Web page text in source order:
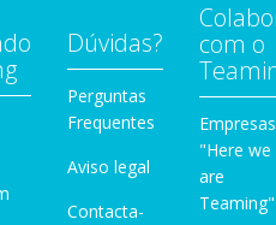
Dúvidas?
Perguntas
Frequentes
Aviso legal
Contacta-
com o
Empresas
"Here we
are
Teaming"